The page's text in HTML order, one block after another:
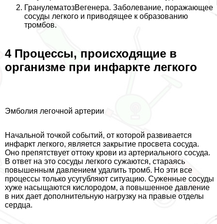
ГранулематозВегенера. Заболевание, поражающее
сосуды легкого и приводящее к образованию
тромбов.
4 Процессы, происходящие в
организме при инфаркте легкого
Эмболия легочной артерии
Начальной точкой событий, от которой развивается
инфаркт легкого, является закрытие просвета сосуда.
Оно препятствует оттоку крови из артериального сосуда.
В ответ на это сосуды легкого сужаются, стараясь
повышенным давлением удалить тромб. Но эти все
процессы только усугубляют ситуацию. Суженные сосуды
хуже насыщаются кислородом, а повышенное давление
в них дает дополнительную нагрузку на правые отделы
сердца.